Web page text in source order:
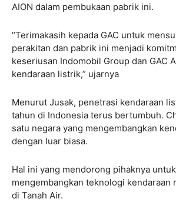
AION dalam pembukaan pabrik ini.
“Terimakasih kepada GAC untuk
perakitan dan pabrik ini menjadi
keseriusan Indomobil Group dan GAC
kendaraan listrik,” ujarnya
Menurut Jusak, penetrasi kendaraan
tahun di Indonesia terus bertumbuh.
satu negara yang mengembangkan
dengan luar biasa.
Hal ini yang mendorong pihaknya
mengembangkan teknologi kendaraan
di Tanah Air.